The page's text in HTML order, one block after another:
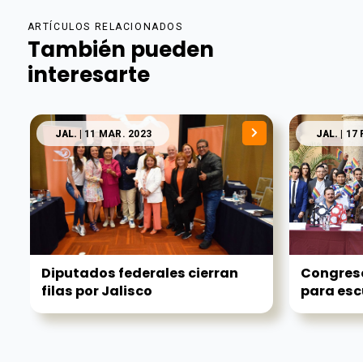
ARTÍCULOS RELACIONADOS
También pueden
interesarte
JAL. | 11 MAR. 2023
Diputados federales cierran
filas por Jalisco
JAL. | 17
para